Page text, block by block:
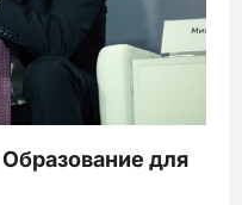
для